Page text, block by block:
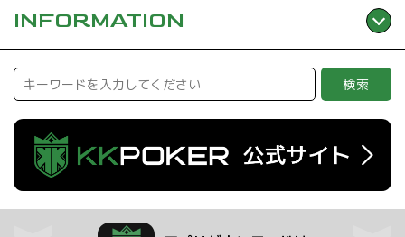
INFORMATION
検索